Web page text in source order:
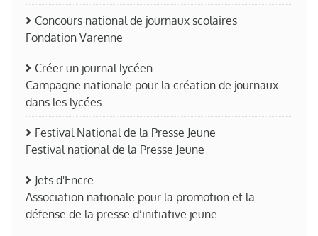
Concours national de journaux scolaires
Fondation Varenne
Créer un journal lycéen
Campagne nationale pour la création de journaux
dans les lycées
Festival National de la Presse Jeune
Festival national de la Presse Jeune
Jets d'Encre
Association nationale pour la promotion et la
défense de la presse d’initiative jeune